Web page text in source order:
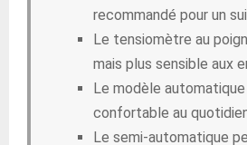
recommandé pour un
Le tensiomètre au
mais plus sensible aux
Le modèle
confortable au
Le semi-automatique